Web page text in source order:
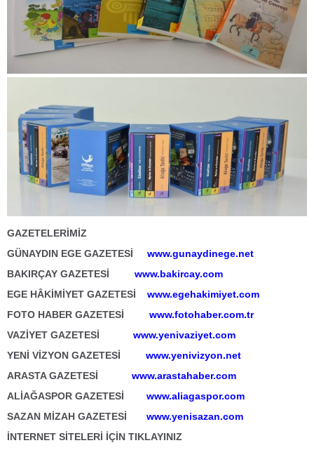
GAZETELERİMİZ
GÜNAYDIN EGE GAZETESİ
www.gunaydinege.net
BAKIRÇAY GAZETESİ www.bakircay.com
EGE HÂKİMİYET GAZETESİ
www.egehakimiyet.com
FOTO HABER GAZETESİ
www.fotohaber.com.tr
VAZİYET GAZETESİ www.yenivaziyet.com
YENİ VİZYON GAZETESİ
www.yenivizyon.net
ARASTA GAZETESİ www.arastahaber.com
ALİAĞASPOR GAZETESİ
www.aliagaspor.com
SAZAN MİZAH GAZETESİ
www.yenisazan.com
İNTERNET SİTELERİ İÇİN TIKLAYINIZ